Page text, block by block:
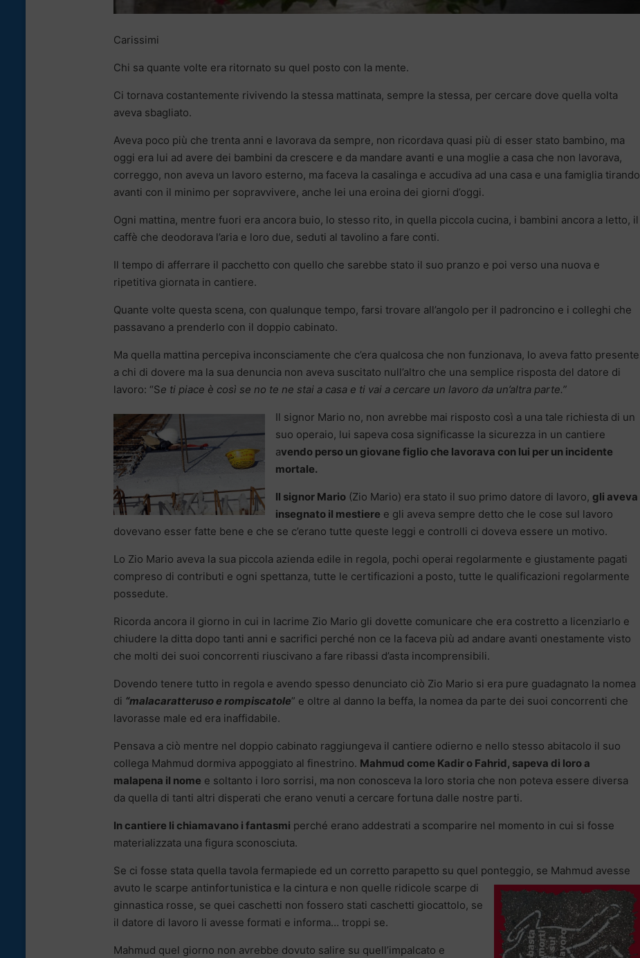
Carissimi
Chi sa quante volte era ritornato su quel posto con la mente.
Ci tornava costantemente rivivendo la stessa mattinata, sempre la stessa, per cercare dove quella volta
aveva sbagliato.
Aveva poco più che trenta anni e lavorava da sempre, non ricordava quasi più di esser stato bambino, ma
oggi era lui ad avere dei bambini da crescere e da mandare avanti e una moglie a casa che non lavorava,
correggo, non aveva un lavoro esterno, ma faceva la casalinga e accudiva ad una casa e una famiglia tirando
avanti con il minimo per sopravvivere, anche lei una eroina dei giorni d’oggi.
Ogni mattina, mentre fuori era ancora buio, lo stesso rito, in quella piccola cucina, i bambini ancora a letto, il
caffè che deodorava l’aria e loro due, seduti al tavolino a fare conti.
Il tempo di afferrare il pacchetto con quello che sarebbe stato il suo pranzo e poi verso una nuova e
ripetitiva giornata in cantiere.
Quante volte questa scena, con qualunque tempo, farsi trovare all’angolo per il padroncino e i colleghi che
passavano a prenderlo con il doppio cabinato.
Ma quella mattina percepiva inconsciamente che c’era qualcosa che non funzionava, lo aveva fatto presente
a chi di dovere ma la sua denuncia non aveva suscitato null’altro che una semplice risposta del datore di
lavoro: “Se ti piace è così se no te ne stai a casa e ti vai a cercare un lavoro da un’altra parte.”
Il signor Mario no, non avrebbe mai risposto così a una tale richiesta di un
suo operaio, lui sapeva cosa significasse la sicurezza in un cantiere
avendo perso un giovane figlio che lavorava con lui per un incidente
mortale.
Il signor Mario (Zio Mario) era stato il suo primo datore di lavoro, gli aveva
insegnato il mestiere e gli aveva sempre detto che le cose sul lavoro
dovevano esser fatte bene e che se c’erano tutte queste leggi e controlli ci doveva essere un motivo.
Lo Zio Mario aveva la sua piccola azienda edile in regola, pochi operai regolarmente e giustamente pagati
compreso di contributi e ogni spettanza, tutte le certificazioni a posto, tutte le qualificazioni regolarmente
possedute.
Ricorda ancora il giorno in cui in lacrime Zio Mario gli dovette comunicare che era costretto a licenziarlo e
chiudere la ditta dopo tanti anni e sacrifici perché non ce la faceva più ad andare avanti onestamente visto
che molti dei suoi concorrenti riuscivano a fare ribassi d’asta incomprensibili.
Dovendo tenere tutto in regola e avendo spesso denunciato ciò Zio Mario si era pure guadagnato la nomea
di “malacaratteruso e rompiscatole” e oltre al danno la beffa, la nomea da parte dei suoi concorrenti che
lavorasse male ed era inaffidabile.
Pensava a ciò mentre nel doppio cabinato raggiungeva il cantiere odierno e nello stesso abitacolo il suo
collega Mahmud dormiva appoggiato al finestrino. Mahmud come Kadir o Fahrid, sapeva di loro a
malapena il nome e soltanto i loro sorrisi, ma non conosceva la loro storia che non poteva essere diversa
da quella di tanti altri disperati che erano venuti a cercare fortuna dalle nostre parti.
In cantiere li chiamavano i fantasmi perché erano addestrati a scomparire nel momento in cui si fosse
materializzata una figura sconosciuta.
Se ci fosse stata quella tavola fermapiede ed un corretto parapetto su quel ponteggio, se Mahmud avesse
avuto le scarpe antinfortunistica e la cintura e non quelle ridicole scarpe di
ginnastica rosse, se quei caschetti non fossero stati caschetti giocattolo, se
il datore di lavoro li avesse formati e informa… troppi se.
Mahmud quel giorno non avrebbe dovuto salire su quell’impalcato e